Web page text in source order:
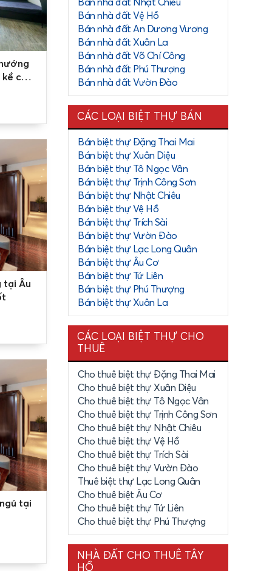
được
trong khu
ra tại
sáng
cận
tại Âu
tại
Bán nhà đất Nhật Chiêu
Bán nhà đất Vệ Hồ
Bán nhà đất An Dương Vương
Bán nhà đất Xuân La
Bán nhà đất Võ Chí Công
Bán nhà đất Phú Thượng
Bán nhà đất Vườn Đào
CÁC LOẠI BIỆT THỰ BÁN
Bán biệt thự Đặng Thai Mai
Bán biệt thự Xuân Diệu
Bán biệt thự Tô Ngọc Vân
Bán biệt thự Trịnh Công Sơn
Bán biệt thự Nhật Chiêu
Bán biệt thự Vệ Hồ
Bán biệt thự Trích Sài
Bán biệt thự Vườn Đào
Bán biệt thự Lạc Long Quân
Bán biệt thự Âu Cơ
Bán biệt thự Tứ Liên
Bán biệt thự Phú Thượng
Bán biệt thự Xuân La
CÁC LOẠI BIỆT THỰ CHO
THUÊ
Cho thuê biệt thự Đặng Thai Mai
Cho thuê biệt thự Xuân Diệu
Cho thuê biệt thự Tô Ngọc Vân
Cho thuê biệt thự Trịnh Công Sơn
Cho thuê biệt thự Nhật Chiêu
Cho thuê biệt thự Vệ Hồ
Cho thuê biệt thự Trích Sài
Cho thuê biệt thự Vườn Đào
Thuê biệt thự Lạc Long Quân
Cho thuê biệt Âu Cơ
Cho thuê biệt thự Tứ Liên
Cho thuê biệt thự Phú Thượng
NHÀ ĐẤT CHO THUÊ TÂY
HỒ